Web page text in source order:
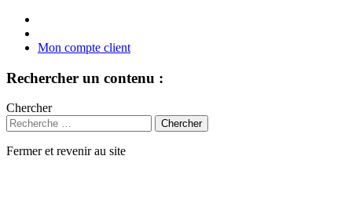
Mon compte client
Rechercher un contenu :
Chercher
Fermer et revenir au site